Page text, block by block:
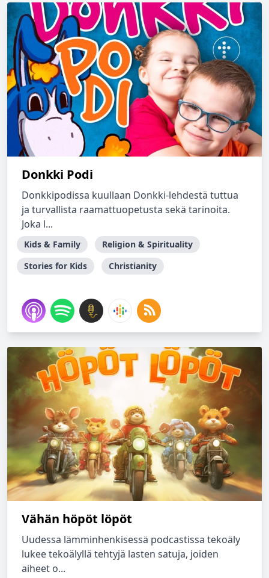
Donkki Podi
Donkkipodissa kuullaan Donkki-lehdestä tuttua
ja turvallista raamattuopetusta sekä tarinoita.
Joka l...
Kids & Family
Religion & Spirituality
Stories for Kids
Christianity
Vähän höpöt löpöt
Uudessa lämminhenkisessä podcastissa tekoäly
lukee tekoälyllä tehtyjä lasten satuja, joiden
aiheet o...